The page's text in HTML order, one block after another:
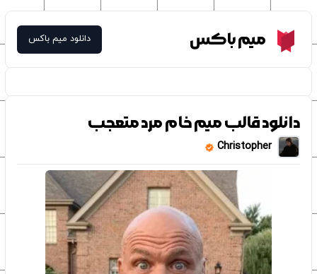
Meme Boxمیم باکس دانلود میم باکس
دانلود قالب میم خام مرد متعجب
Christopher